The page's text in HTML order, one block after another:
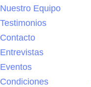
Nuestro Equipo
Testimonios
Contacto
Entrevistas
Eventos
Condiciones